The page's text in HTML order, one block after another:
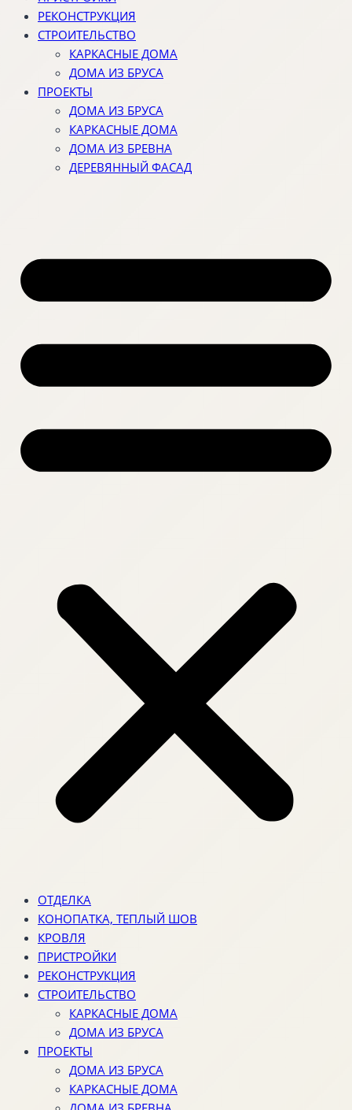
РЕКОНСТРУКЦИЯ
СТРОИТЕЛЬСТВО
КАРКАСНЫЕ ДОМА
ДОМА ИЗ БРУСА
ПРОЕКТЫ
ДОМА ИЗ БРУСА
КАРКАСНЫЕ ДОМА
ДОМА ИЗ БРЕВНА
ДЕРЕВЯННЫЙ ФАСАД
ОТДЕЛКА
КОНОПАТКА, ТЕПЛЫЙ ШОВ
КРОВЛЯ
ПРИСТРОЙКИ
РЕКОНСТРУКЦИЯ
СТРОИТЕЛЬСТВО
КАРКАСНЫЕ ДОМА
ДОМА ИЗ БРУСА
ПРОЕКТЫ
ДОМА ИЗ БРУСА
КАРКАСНЫЕ ДОМА